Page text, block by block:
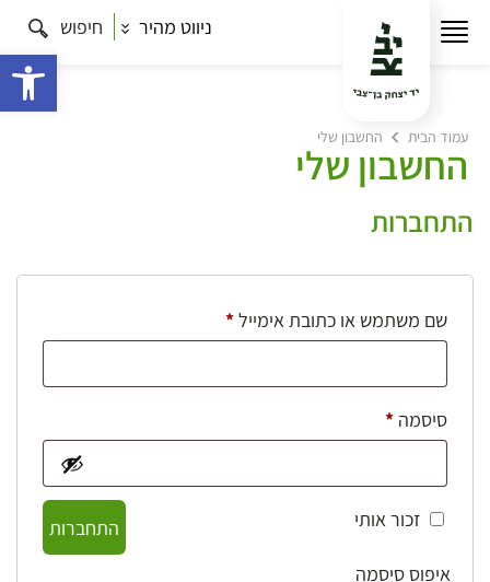
ניווט מהיר חיפוש
עמוד הבית החשבון שלי
החשבון שלי
התחברות
שם משתמש או כתובת אימייל*חובה
סיסמה *חובה
זכור אותי
התחברות
איפוס סיסמה